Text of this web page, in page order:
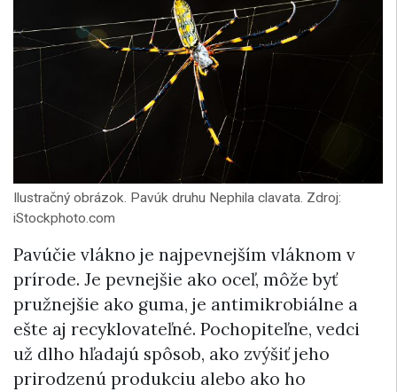
Ilustračný obrázok. Pavúk druhu Nephila clavata. Zdroj:
iStockphoto.com
Pavúčie vlákno je najpevnejším vláknom v
prírode. Je pevnejšie ako oceľ, môže byť
pružnejšie ako guma, je antimikrobiálne a
ešte aj recyklovateľné. Pochopiteľne, vedci
už dlho hľadajú spôsob, ako zvýšiť jeho
prirodzenú produkciu alebo ako ho